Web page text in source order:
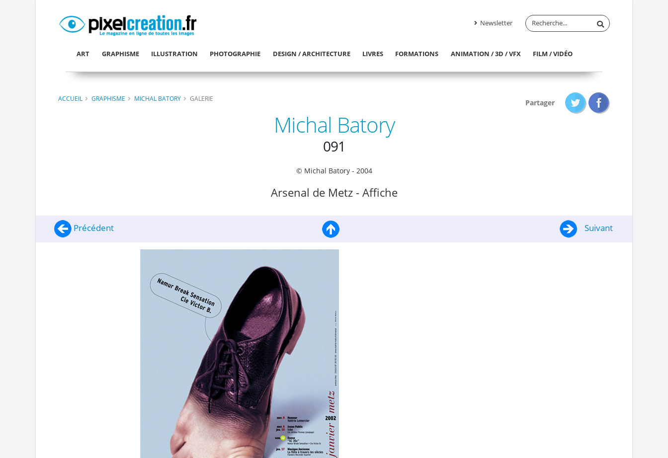
Newsletter
ART GRAPHISME ILLUSTRATION PHOTOGRAPHIE DESIGN / ARCHITECTURE LIVRES FORMATIONS ANIMATION / 3D / VFX FILM / VIDÉO
ACCUEIL GRAPHISME MICHAL BATORY GALERIE Partager
Michal Batory
091
© Michal Batory - 2004
Arsenal de Metz - Affiche
Précédent Suivant